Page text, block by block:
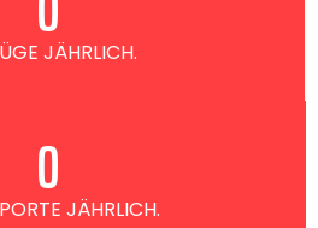
JÄHRLICH.
JÄHRLICH.
0